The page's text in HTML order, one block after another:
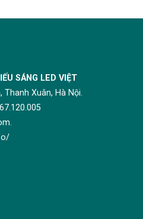
SÁNG LED VIỆT
Thanh Xuân, Hà Nội.